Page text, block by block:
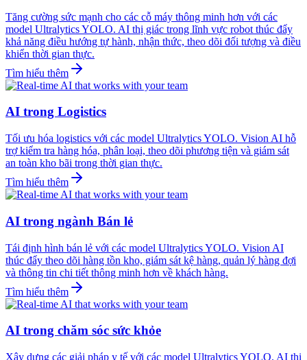
Tăng cường sức mạnh cho các cỗ máy thông minh hơn với các
model Ultralytics YOLO. AI thị giác trong lĩnh vực robot thúc đẩy
khả năng điều hướng tự hành, nhận thức, theo dõi đối tượng và điều
khiển thời gian thực.
Tìm hiểu thêm
AI trong Logistics
Tối ưu hóa logistics với các model Ultralytics YOLO. Vision AI hỗ
trợ kiểm tra hàng hóa, phân loại, theo dõi phương tiện và giám sát
an toàn kho bãi trong thời gian thực.
Tìm hiểu thêm
AI trong ngành Bán lẻ
Tái định hình bán lẻ với các model Ultralytics YOLO. Vision AI
thúc đẩy theo dõi hàng tồn kho, giám sát kệ hàng, quản lý hàng đợi
và thông tin chi tiết thông minh hơn về khách hàng.
Tìm hiểu thêm
AI trong chăm sóc sức khỏe
Xây dựng các giải pháp y tế với các model Ultralytics YOLO. AI thị